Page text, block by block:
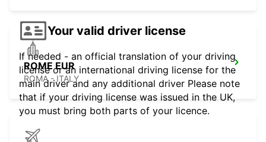
ROME EUR
ROMA - ITALY
Your valid driver license
If needed - an official translation of your driving
license or an international driving license for the
main driver and any additional driver Please note
that if your driving license was issued in the UK,
you must bring both parts of your licence.